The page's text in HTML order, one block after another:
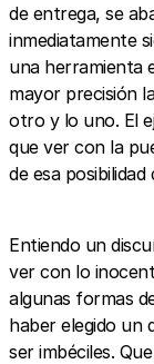
de entrega, se
inmediatamente
una herramienta
mayor precisión
otro y lo uno. El
que ver con la
de esa
Entiendo un
ver con lo
algunas formas
haber elegido un
ser imbéciles.